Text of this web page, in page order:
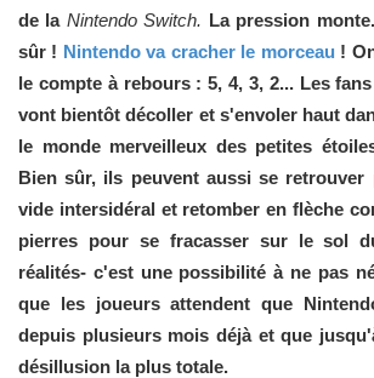
de la Nintendo Switch. La pression
sûr ! Nintendo va cracher le morceau !
le compte à rebours : 5, 4, 3, 2... Les
vont bientôt décoller et s'envoler haut
le monde merveilleux des petites
Bien sûr, ils peuvent aussi se retrouver
vide intersidéral et retomber en flèche
pierres pour se fracasser sur le sol
réalités- c'est une possibilité à ne pas
que les joueurs attendent que
depuis plusieurs mois déjà et que
désillusion la plus totale.